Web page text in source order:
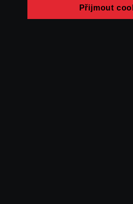
Přijmout